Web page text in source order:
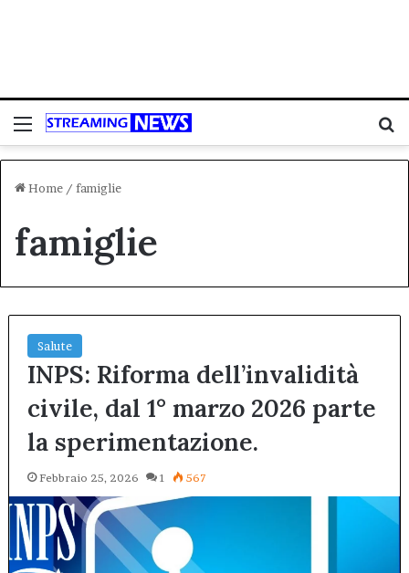
Menu
Home / famiglie
famiglie
Salute
INPS: Riforma dell’invalidità
civile, dal 1° marzo 2026 parte
la sperimentazione.
Febbraio 25, 2026 1 567